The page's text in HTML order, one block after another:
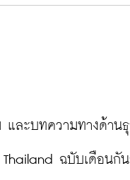
และบทความทางด้าน
ฉบับเดือนกั